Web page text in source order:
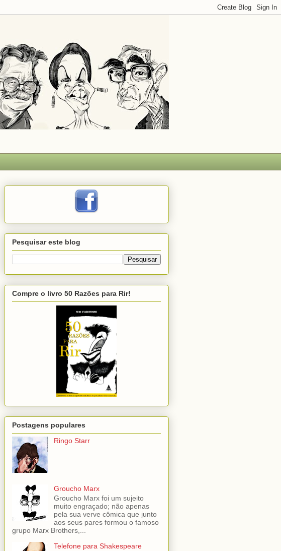
Pesquisar este blog
Compre o livro 50 Razões para Rir!
Postagens populares
Ringo Starr
Groucho Marx
Groucho Marx foi um sujeito
muito engraçado; não apenas
pela sua verve cômica que junto
aos seus pares formou o famoso
grupo Marx Brothers,...
Telefone para Shakespeare